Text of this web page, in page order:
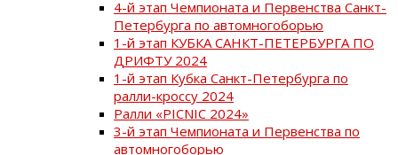
4-й этап Чемпионата и Первенства Санкт-
Петербурга по автомногоборью
1-й этап КУБКА САНКТ-ПЕТЕРБУРГА ПО
ДРИФТУ 2024
1-й этап Кубка Санкт-Петербурга по
ралли-кроссу 2024
Ралли «PICNIC 2024»
3-й этап Чемпионата и Первенства по
автомногоборью